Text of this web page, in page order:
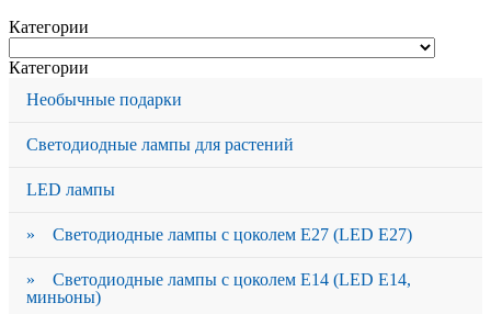
Категории
Категории
Необычные подарки
Светодиодные лампы для растений
LED лампы
» Светодиодные лампы с цоколем Е27 (LED E27)
» Светодиодные лампы с цоколем Е14 (LED E14,
миньоны)